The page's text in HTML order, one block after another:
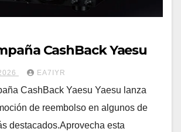
CashBack Yaesu
EA7IYR
CashBack Yaesu Yaesu lanza
de reembolso en algunos de
destacados.Aprovecha esta